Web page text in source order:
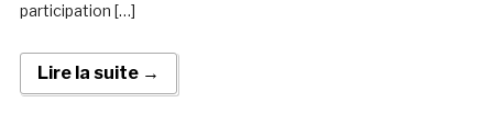
participation […]
Lire la suite →